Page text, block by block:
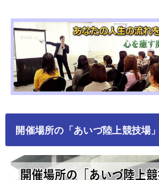
開催場所の「あいづ陸上競技場」